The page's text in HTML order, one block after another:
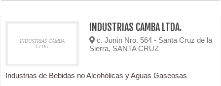
INDUSTRIAS CAMBA
LTDA.
INDUSTRIAS CAMBA LTDA.
c. Junín Nro. 564 - Santa Cruz de la
Sierra, SANTA CRUZ
Industrias de Bebidas no Alcohólicas y Aguas Gaseosas